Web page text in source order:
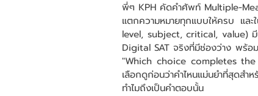
พี่ๆ KPH คัดคำศัพท์ Multiple-
แตกความหมายทุกแบบให้ครบ และ
level, subject, critical, value) มี
Digital SAT จริงที่มีช่องว่าง พร้อ
"Which choice completes
เลือกดูก่อนว่าคำไหนแม่นยำที่สุดส
ทำไมถึงเป็นคำตอบนั้น